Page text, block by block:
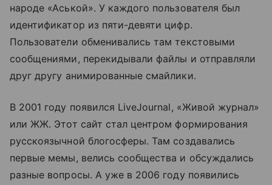
народе «Аськой». У каждого пользователя был
идентификатор из пяти-девяти цифр.
Пользователи обменивались там текстовыми
сообщениями, перекидывали файлы и отправляли
друг другу анимированные смайлики.
В 2001 году появился LiveJournal, «Живой журнал»
или ЖЖ. Этот сайт стал центром формирования
русскоязычной блогосферы. Там создавались
первые мемы, велись сообщества и обсуждались
разные вопросы. А уже в 2006 году появились